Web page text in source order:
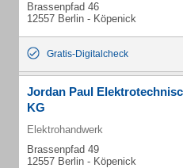
Brassenpfad 46
12557 Berlin - Köpenick
Gratis-Digitalcheck
Jordan Paul
KG
Elektrohandwerk
Brassenpfad 49
12557 Berlin - Köpenick